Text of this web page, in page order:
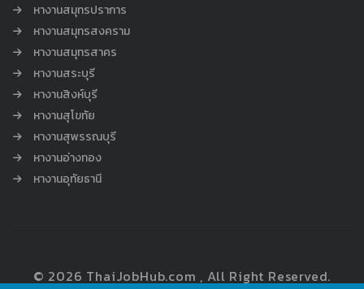
หางานสมุทรปราการ
หางานสมุทรสงคราม
หางานสมุทรสาคร
หางานสระบุรี
หางานสิงห์บุรี
หางานสุโขทัย
หางานสุพรรณบุรี
หางานอ่างทอง
หางานอุทัยธานี
© 2026 ThaiJobHub.com , All Right Reserved.